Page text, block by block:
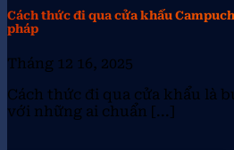
Cách thức đi qua cửa khẩu
pháp
Tháng 12 16, 2025
Cách thức đi qua cửa khẩu là
với những ai chuẩn [...]